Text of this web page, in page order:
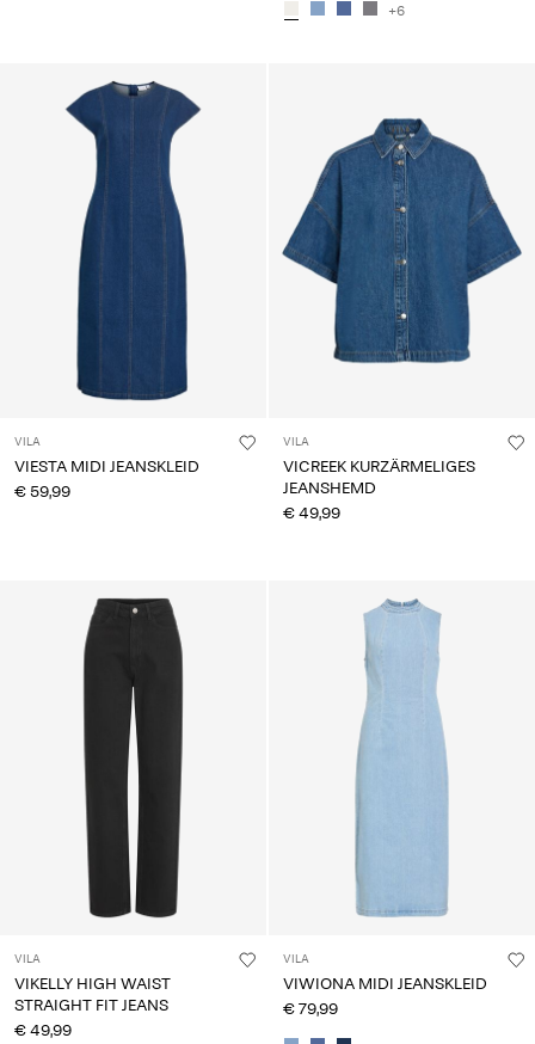
+6
VILA
VIESTA MIDI JEANSKLEID
€ 59,99
VILA
VICREEK KURZÄRMELIGES
JEANSHEMD
€ 49,99
VILA
VIKELLY HIGH WAIST
STRAIGHT FIT JEANS
€ 49,99
VILA
VIWIONA MIDI JEANSKLEID
€ 79,99